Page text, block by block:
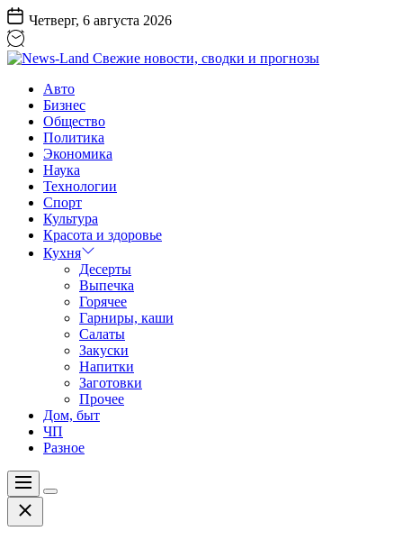
Перейти
к
содержанию
Четверг, 6 августа 2026
Land
Свежие
новости,
сводки
прогнозы
Авто
Бизнес
Общество
Политика
Экономика
Наука
Технологии
Спорт
Культура
Красота и здоровье
Кухня
Десерты
Выпечка
Горячее
Гарниры, каши
Салаты
Закуски
Напитки
Заготовки
Прочее
Дом, быт
ЧП
Разное
Меню
Цвет
Закрыть